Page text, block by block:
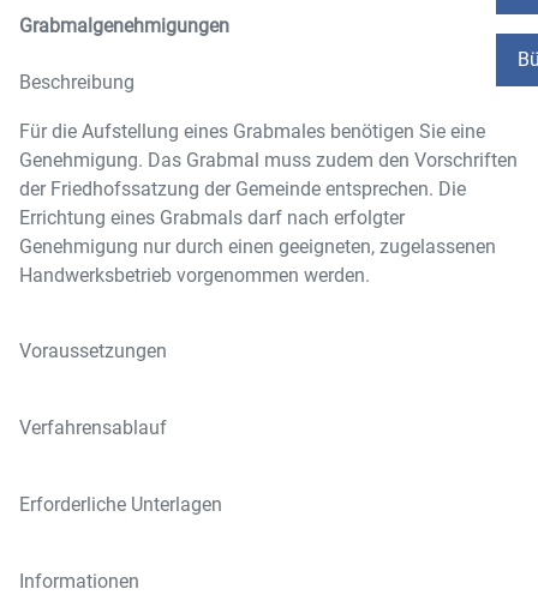
Grabmalgenehmigungen
Beschreibung
Für die Aufstellung eines Grabmales benötigen Sie eine
Genehmigung. Das Grabmal muss zudem den Vorschriften
der Friedhofssatzung der Gemeinde entsprechen. Die
Errichtung eines Grabmals darf nach erfolgter
Genehmigung nur durch einen geeigneten, zugelassenen
Handwerksbetrieb vorgenommen werden.
Voraussetzungen
Verfahrensablauf
Erforderliche Unterlagen
Informationen